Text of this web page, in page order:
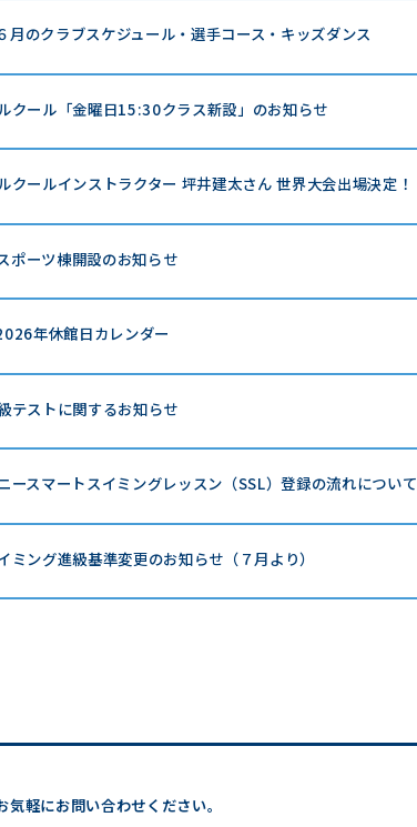
月のクラブスケジュール・選手コース・キッズダンス
クール「金曜日15:30クラス新設」のお知らせ
クールインストラクター 坪井建太さん 世界大会出場決定！
ポーツ棟開設のお知らせ
年休館日カレンダー
テストに関するお知らせ
ースマートスイミングレッスン（SSL）登録の流れについて
ミング進級基準変更のお知らせ（７月より）
気軽にお問い合わせください。